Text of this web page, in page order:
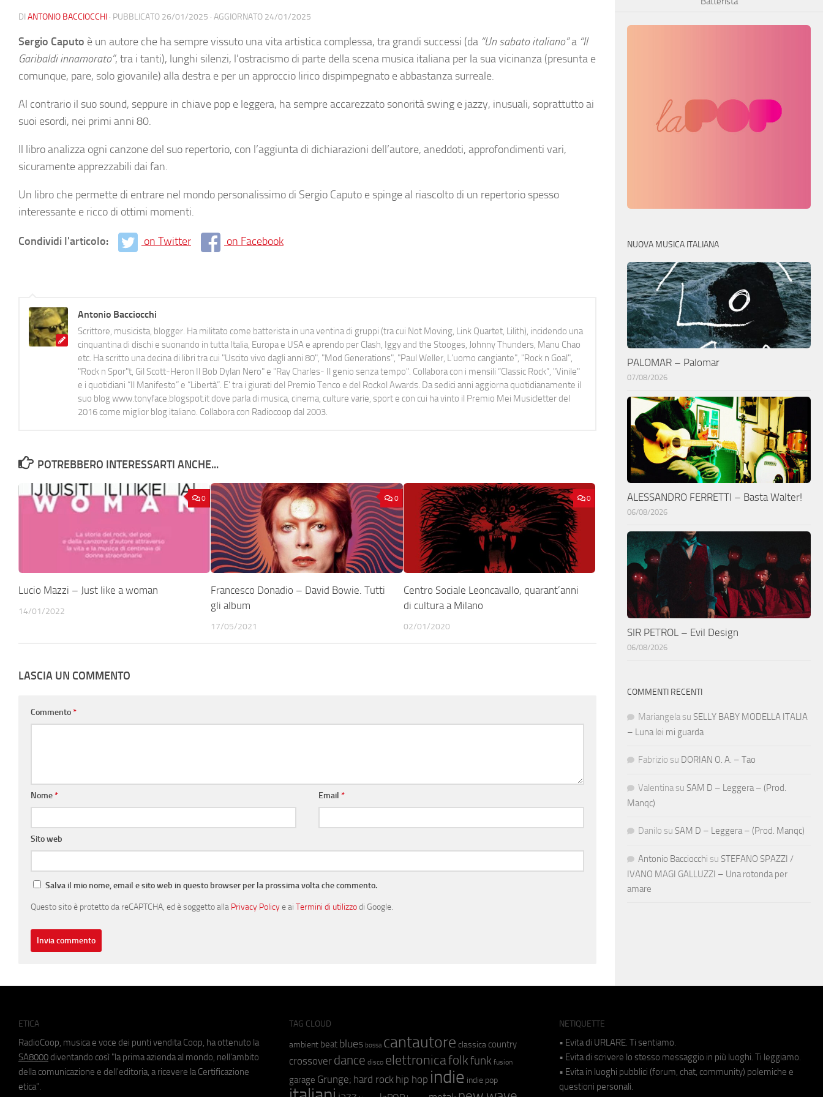
DI ANTONIO BACCIOCCHI · PUBBLICATO 26/01/2025 · AGGIORNATO 24/01/2025
Sergio Caputo è un autore che ha sempre vissuto una vita artistica complessa, tra grandi successi (da “Un sabato italiano”a “Il
Garibaldi innamorato”, tra i tanti), lunghi silenzi, l’ostracismo di parte della scena musica italiana per la sua vicinanza (presunta e
comunque, pare, solo giovanile) alla destra e per un approccio lirico dispimpegnato e abbastanza surreale.
Al contrario il suo sound, seppure in chiave pop e leggera, ha sempre accarezzato sonorità swing e jazzy, inusuali, soprattutto ai
suoi esordi, nei primi anni 80.
Il libro analizza ogni canzone del suo repertorio, con l’aggiunta di dichiarazioni dell’autore, aneddoti, approfondimenti vari,
sicuramente apprezzabili dai fan.
Un libro che permette di entrare nel mondo personalissimo di Sergio Caputo e spinge al riascolto di un repertorio spesso
interessante e ricco di ottimi momenti.
Condividi l'articolo: on Twitter on Facebook
Antonio Bacciocchi
Scrittore, musicista, blogger. Ha militato come batterista in una ventina di gruppi (tra cui Not Moving, Link Quartet, Lilith), incidendo una
cinquantina di dischi e suonando in tutta Italia, Europa e USA e aprendo per Clash, Iggy and the Stooges, Johnny Thunders, Manu Chao
etc. Ha scritto una decina di libri tra cui "Uscito vivo dagli anni 80", "Mod Generations", "Paul Weller, L’uomo cangiante", "Rock n Goal",
"Rock n Spor"t, Gil Scott-Heron Il Bob Dylan Nero" e "Ray Charles- Il genio senza tempo". Collabora con i mensili “Classic Rock”, "Vinile"
e i quotidiani “Il Manifesto” e “Libertà”. E' tra i giurati del Premio Tenco e del Rockol Awards. Da sedici anni aggiorna quotidianamente il
suo blog www.tonyface.blogspot.it dove parla di musica, cinema, culture varie, sport e con cui ha vinto il Premio Mei Musicletter del
2016 come miglior blog italiano. Collabora con Radiocoop dal 2003.
POTREBBERO INTERESSARTI ANCHE...
0
Lucio Mazzi – Just like a woman
14/01/2022
0
Francesco Donadio – David Bowie. Tutti
gli album
17/05/2021
0
Centro Sociale Leoncavallo, quarant’anni
di cultura a Milano
02/01/2020
LASCIA UN COMMENTO
Commento*
Nome* Email*
Sito web
Salva il mio nome, email e sito web in questo browser per la prossima volta che commento.
Questo sito è protetto da reCAPTCHA, ed è soggetto alla Privacy Policye ai Termini di utilizzodi Google.
NUOVA MUSICA ITALIANA
PALOMAR – Palomar
07/08/2026
ALESSANDRO FERRETTI – Basta Walter!
06/08/2026
SIR PETROL – Evil Design
06/08/2026
COMMENTI RECENTI
Mariangela su SELLY BABY MODELLA ITALIA
– Luna lei mi guarda
Fabrizio su DORIAN O. A. – Tao
Valentina su SAM D – Leggera – (Prod.
Manqc)
Danilo su SAM D – Leggera – (Prod. Manqc)
Antonio Bacciocchi su STEFANO SPAZZI /
IVANO MAGI GALLUZZI – Una rotonda per
amare
ETICA
RadioCoop, musica e voce dei punti vendita Coop, ha ottenuto la
SA8000 diventando così "la prima azienda al mondo, nell'ambito
della comunicazione e dell'editoria, a ricevere la Certificazione
etica".
TAG CLOUD
ambient beat blues bossa cantautore classica country
crossover dance disco elettronicafolkfunk fusion
garage Grunge; hard rock hip hop indie indie pop
NETIQUETTE
• Evita di URLARE. Ti sentiamo.
• Evita di scrivere lo stesso messaggio in più luoghi. Ti leggiamo.
• Evita in luoghi pubblici (forum, chat, community) polemiche e
questioni personali.